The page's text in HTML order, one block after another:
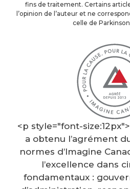
fins de traitement. Certains
l’opinion de l’auteur et ne
celle de
<p style="font-
a obtenu l’agrément
normes d’Imagine
l’excellence dans
fondamentaux :